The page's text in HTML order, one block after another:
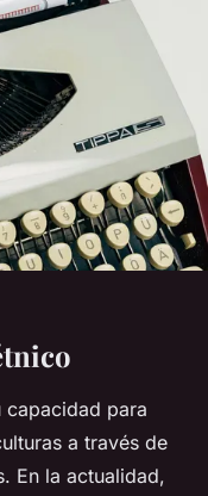
capacidad para
a través de
En la actualidad,